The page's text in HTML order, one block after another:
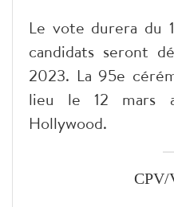
Le vote durera du
candidats seront
2023. La 95e
lieu le 12 mars
Hollywood.